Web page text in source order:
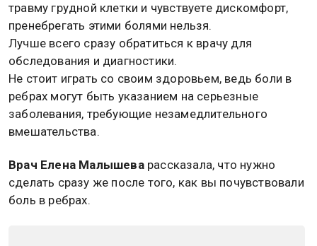
травму грудной клетки и чувствуете дискомфорт,
пренебрегать этими болями нельзя.
Лучше всего сразу обратиться к врачу для
обследования и диагностики.
Не стоит играть со своим здоровьем, ведь боли в
ребрах могут быть указанием на серьезные
заболевания, требующие незамедлительного
вмешательства.
Врач Елена Малышеварассказала, что нужно
сделать сразу же после того, как вы почувствовали
боль в ребрах.